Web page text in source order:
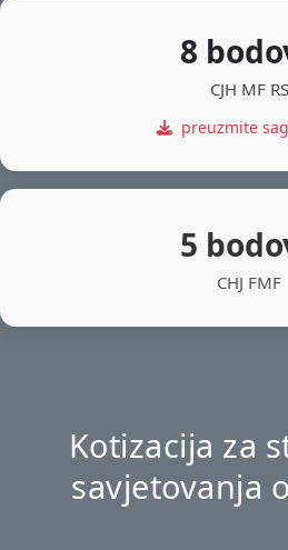
8
CJH MF RS
preuzmite
5
CHJ FMF
Kotizacija za
savjetovanja